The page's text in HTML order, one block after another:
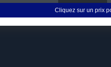
Cliquez sur un prix